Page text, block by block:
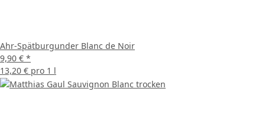
Ahr-Spätburgunder Blanc de Noir
9,90 € *
13,20 € pro 1 l